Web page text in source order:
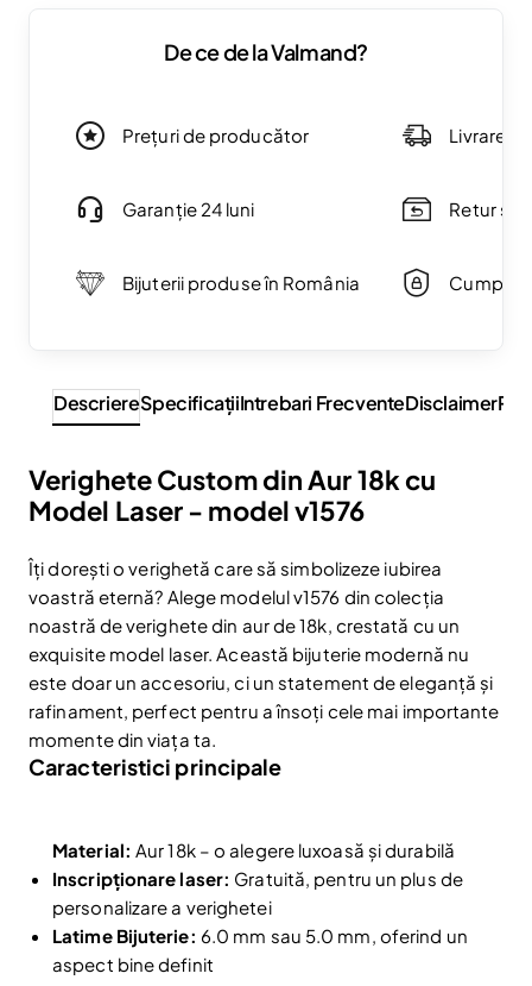
De ce de la Valmand?
Prețuri de producător
Garanție 24 luni
Bijuterii produse în România
Livrare
Retur
DescriereSpecificaţiiIntrebari FrecventeDisclaimer
Verighete Custom din Aur 18k cu
Model Laser - model v1576
Îți dorești o verighetă care să simbolizeze iubirea
voastră eternă? Alege modelul v1576 din colecția
noastră de verighete din aur de 18k, crestată cu un
exquisite model laser. Această bijuterie modernă nu
este doar un accesoriu, ci un statement de eleganță și
rafinament, perfect pentru a însoți cele mai importante
momente din viața ta.
Caracteristici principale
Material: Aur 18k – o alegere luxoasă și durabilă
Inscripționare laser: Gratuită, pentru un plus de
personalizare a verighetei
Latime Bijuterie: 6.0 mm sau 5.0 mm, oferind un
aspect bine definit